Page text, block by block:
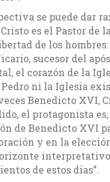
se puede dar
es el Pastor de
de los
sucesor del
el corazón de la
Pedro ni la Iglesia
Benedicto XVI,
el protagonista
de Benedicto XVI
y en la
de estos días”.